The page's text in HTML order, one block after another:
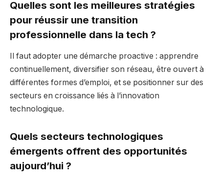
Quelles sont les meilleures stratégies
pour réussir une transition
professionnelle dans la tech ?
Il faut adopter une démarche proactive : apprendre
continuellement, diversifier son réseau, être ouvert à
différentes formes d’emploi, et se positionner sur des
secteurs en croissance liés à l’innovation
technologique.
Quels secteurs technologiques
émergents offrent des opportunités
aujourd’hui ?